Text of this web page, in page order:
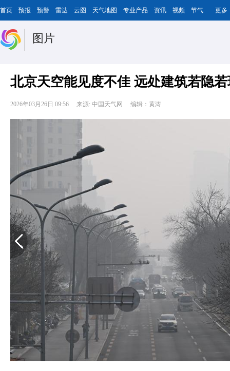
首页 预报 预警 雷达 云图 天气地图 专业产品 资讯 视频 节气 更多
图片
北京天空能见度不佳 远处建筑若隐
2026年03月26日 09:56 来源: 中国天气网 编辑：黄涛